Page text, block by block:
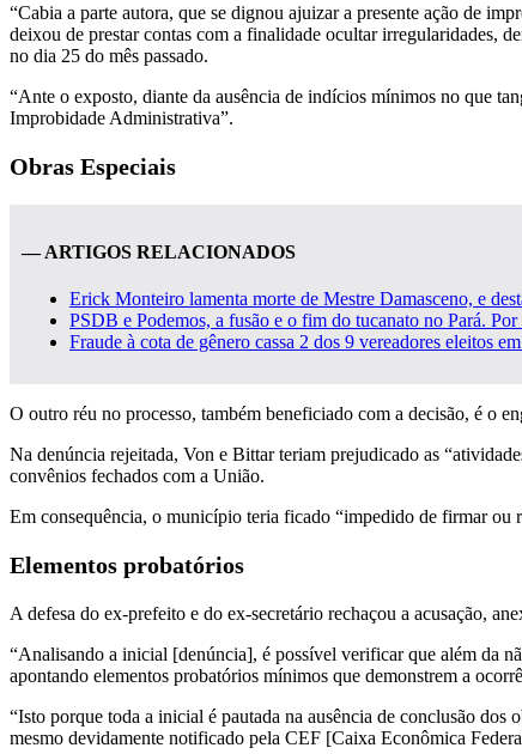
“Cabia a parte autora, que se dignou ajuizar a presente ação de
deixou de prestar contas com a finalidade ocultar irregularidades,
no dia 25 do mês passado.
“Ante o exposto, diante da ausência de indícios mínimos no que
Improbidade Administrativa”.
Obras Especiais
— ARTIGOS RELACIONADOS
Erick Monteiro lamenta morte de Mestre Damasceno, e
PSDB e Podemos, a fusão e o fim do tucanato no Pará. Por
Fraude à cota de gênero cassa 2 dos 9 vereadores eleitos
O outro réu no processo, também beneficiado com a decisão, é o
Na denúncia rejeitada, Von e Bittar teriam prejudicado as
convênios fechados com a União.
Em consequência, o município teria ficado “impedido de firmar ou
Elementos probatórios
A defesa do ex-prefeito e do ex-secretário rechaçou a acusação,
“Analisando a inicial [denúncia], é possível verificar que além da
apontando elementos probatórios mínimos que demonstrem a
“Isto porque toda a inicial é pautada na ausência de conclusão
mesmo devidamente notificado pela CEF [Caixa Econômica